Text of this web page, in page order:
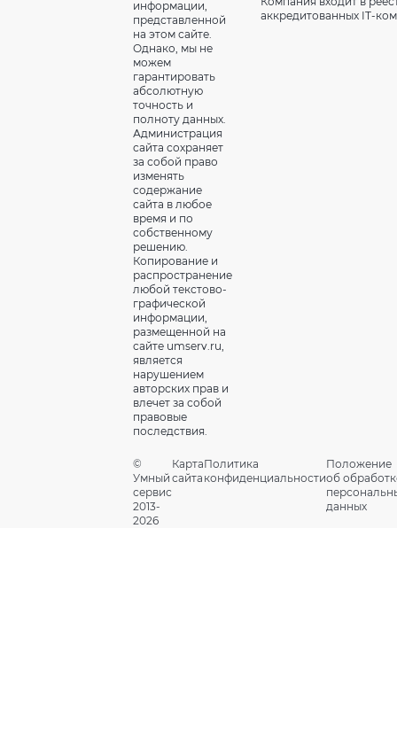
информации,
представленной
на этом сайте.
Однако, мы не
можем
гарантировать
абсолютную
точность и
полноту данных.
Администрация
сайта сохраняет
за собой право
изменять
содержание
сайта в любое
время и по
собственному
решению.
Копирование и
распространение
любой текстово-
графической
информации,
размещенной на
сайте umserv.ru,
является
нарушением
авторских прав и
влечет за собой
правовые
последствия.
аккредитованных IT-
©
Умный
сервис
2013-
2026
Карта
сайта
Политика
конфиденциальности
Положение
об
данных